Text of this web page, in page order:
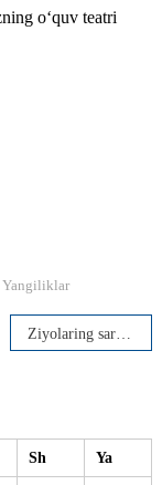
o‘quv teatri
Yangiliklar
Sh Ya